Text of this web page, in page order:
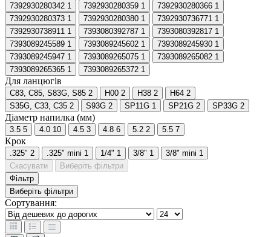
7392930280342 1 7392930280359 1 7392930280366 1
7392930280373 1 7392930280380 1 7392930736771 1
7392930738911 1 7393080392787 1 7393080392817 1
7393089245589 1 7393089245602 1 7393089245930 1
7393089245947 1 7393089265075 1 7393089265082 1
7393089265365 1 7393089265372 1
Для ланцюгів
C83, C85, S83G, S85 2 H00 2 H38 2 H64 2
S35G, C33, C35 2 S93G 2 SP11G 1 SP21G 2 SP33G 2
Діаметр напилка (мм)
3.5 5 4.0 10 4.5 3 4.8 6 5.2 2 5.5 7
Крок
.325" 2 .325" mini 1 1/4" 1 3/8" 1 3/8" mini 1
Скасувати
Виберіть фільтри
Фільтр
Виберіть фільтри
Сортування: